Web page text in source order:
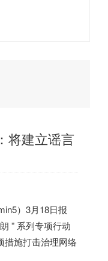
将建立谣言
）3月18日报
” 系列专项行动
措施打击治理网络